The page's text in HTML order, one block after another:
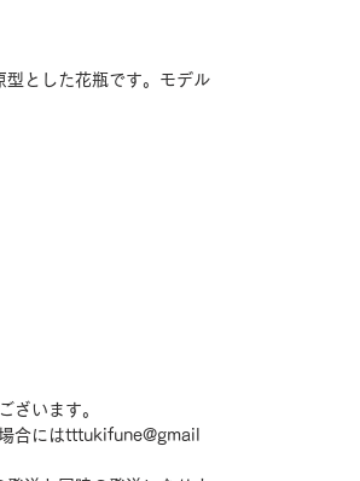
とした花瓶です。モデル
ざいます。
合にはtttukifune@gmail